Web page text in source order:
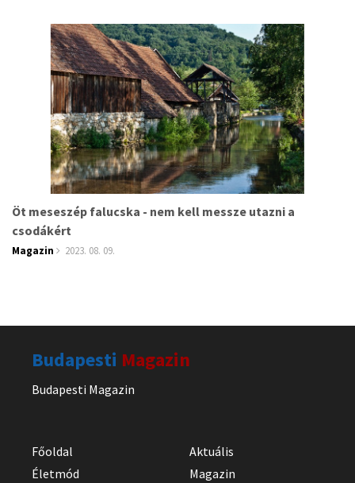
Öt meseszép falucska - nem kell messze utazni a
csodákért
Magazin 2023. 08. 09.
Budapesti Magazin
Budapesti Magazin
Főoldal
Aktuális
Életmód
Magazin